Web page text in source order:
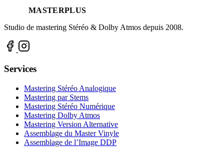
MASTERPLUS
Studio de mastering Stéréo & Dolby Atmos depuis 2008.
Services
Mastering Stéréo Analogique
Mastering par Stems
Mastering Stéréo Numérique
Mastering Dolby Atmos
Mastering Version Alternative
Assemblage du Master Vinyle
Assemblage de l’Image DDP